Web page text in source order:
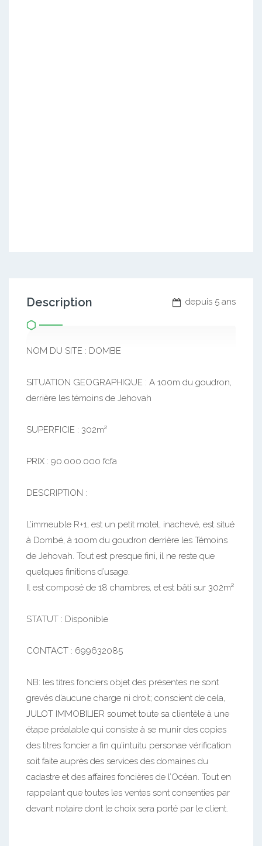
depuis 5 ans
Description
NOM DU SITE : DOMBE
SITUATION GEOGRAPHIQUE : A 100m du goudron,
derrière les témoins de Jehovah
SUPERFICIE : 302m²
PRIX : 90.000.000 fcfa
DESCRIPTION :
L’immeuble R+1, est un petit motel, inachevé, est situé
à Dombé, à 100m du goudron derrière les Témoins
de Jehovah. Tout est presque fini, il ne reste que
quelques finitions d’usage.
Il est composé de 18 chambres, et est bâti sur 302m²
STATUT : Disponible
CONTACT : 699632085
NB: les titres fonciers objet des présentes ne sont
grevés d’aucune charge ni droit; conscient de cela,
JULOT IMMOBILIER soumet toute sa clientèle à une
étape préalable qui consiste à se munir des copies
des titres foncier a fin qu’intuitu personae vérification
soit faite auprès des services des domaines du
cadastre et des affaires foncières de l’Océan. Tout en
rappelant que toutes les ventes sont consenties par
devant notaire dont le choix sera porté par le client.